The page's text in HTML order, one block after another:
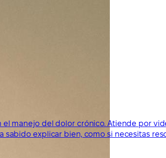
manejo del dolor crónico. Atiende por
sabido explicar bien, como si necesitas